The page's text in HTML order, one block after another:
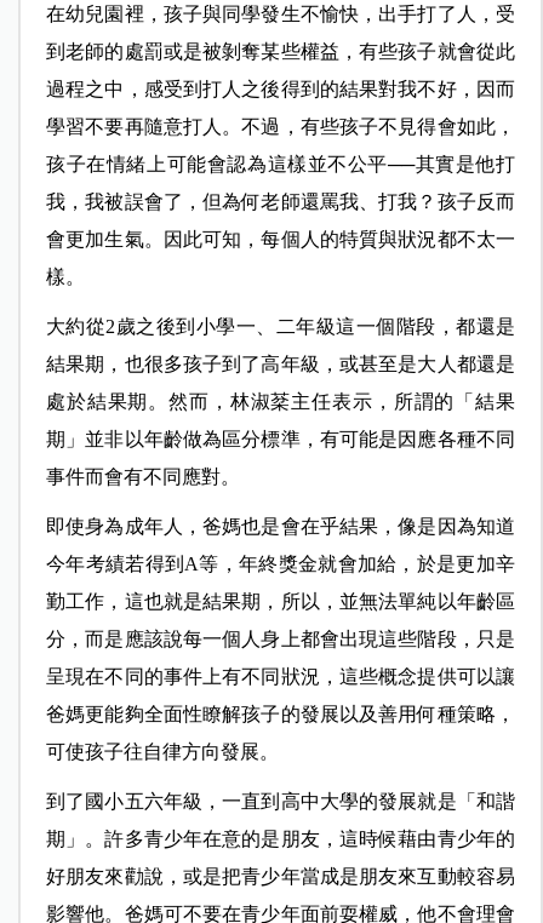
在幼兒園裡，孩子與同學發生不愉快，出手打了人，受
到老師的處罰或是被剝奪某些權益，有些孩子就會從此
過程之中，感受到打人之後得到的結果對我不好，因而
學習不要再隨意打人。不過，有些孩子不見得會如此，
孩子在情緒上可能會認為這樣並不公平──其實是他打
我，我被誤會了，但為何老師還罵我、打我？孩子反而
會更加生氣。因此可知，每個人的特質與狀況都不太一
樣。
大約從2歲之後到小學一、二年級這一個階段，都還是
結果期，也很多孩子到了高年級，或甚至是大人都還是
處於結果期。然而，林淑棻主任表示，所謂的「結果
期」並非以年齡做為區分標準，有可能是因應各種不同
事件而會有不同應對。
即使身為成年人，爸媽也是會在乎結果，像是因為知道
今年考績若得到A等，年終獎金就會加給，於是更加辛
勤工作，這也就是結果期，所以，並無法單純以年齡區
分，而是應該說每一個人身上都會出現這些階段，只是
呈現在不同的事件上有不同狀況，這些概念提供可以讓
爸媽更能夠全面性瞭解孩子的發展以及善用何種策略，
可使孩子往自律方向發展。
到了國小五六年級，一直到高中大學的發展就是「和諧
期」。許多青少年在意的是朋友，這時候藉由青少年的
好朋友來勸說，或是把青少年當成是朋友來互動較容易
影響他。爸媽可不要在青少年面前耍權威，他不會理會